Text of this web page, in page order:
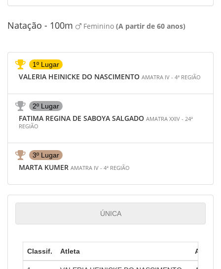
Natação - 100m Feminino (A partir de 60 anos)
1º Lugar
VALERIA HEINICKE DO NASCIMENTO AMATRA IV - 4ª REGIÃO
2º Lugar
FATIMA REGINA DE SABOYA SALGADO AMATRA XXIV - 24ª
REGIÃO
3º Lugar
MARTA KUMER AMATRA IV - 4ª REGIÃO
ÚNICA
Classif. Atleta Amatra